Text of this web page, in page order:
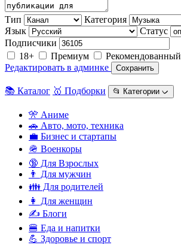
Тип
Категория
Язык
Статус
Подписчики
18+
Премиум
Рекомендованный
Редактировать в админке
Сохранить
📚 Каталог 🥇 Подборки 📂 Категории ᨆ
🎌 Аниме
🚗 Авто, мото, техника
💼 Бизнес и стартапы
🪖 Военкоры
🔞 Для Взрослых
👨 Для мужчин
👪 Для родителей
👩 Для женщин
✍️ Блоги
🍔 Еда и напитки
💪 Здоровье и спорт